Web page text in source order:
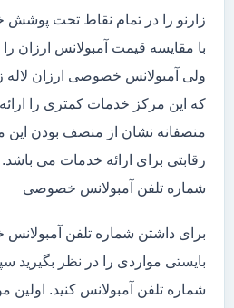
زارنو را در تمام نقاط تحت پوشش
با مقایسه قیمت آمبولانس ارزان را
ولی آمبولانس خصوصی ارزان لاله
که این مرکز خدمات کمتری را
منصفانه نشان از منصف بودن
رقابتی برای ارائه خدمات می باشد.
شماره تلفن آمبولانس خصوصی
برای داشتن شماره تلفن
بایستی مواردی را در نظر بگیرید
شماره تلفن آمبولانس کنید.